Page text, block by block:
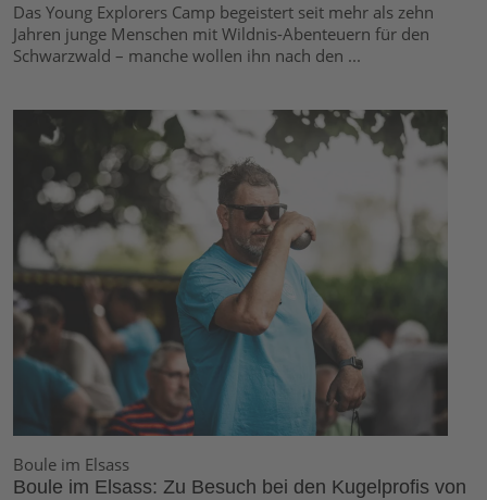
Das Young Explorers Camp begeistert seit mehr als zehn
Jahren junge Menschen mit Wildnis-Abenteuern für den
Schwarzwald – manche wollen ihn nach den ...
Boule im Elsass
Boule im Elsass: Zu Besuch bei den Kugelprofis von